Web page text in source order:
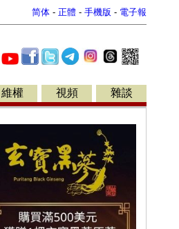
简体 - 正體 - 手機版 - 電子報
維權 視頻 雜談